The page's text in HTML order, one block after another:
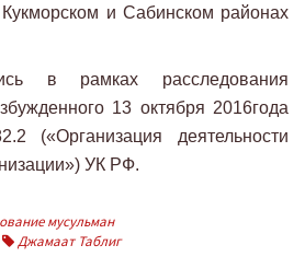
и Сабинском районах
в рамках расследования
13 октября 2016года
(«Организация деятельности
УК РФ.
мусульман
Джамаат Таблиг